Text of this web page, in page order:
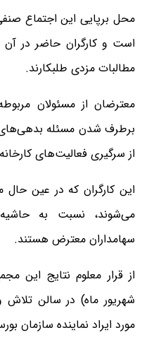
محل برپایی این اجتماع
مطالبات مزدی طلبکارند.
معترضان از مسئولان
برطرف شدن مسئله‌
از سرگیری فعالیت‌های
این کارگران که در عین
می‌شوند، نسبت به
سهامداران معترض هستند.
شهریور ماه) در سالن تلاش
مورد ایراد نماینده سازمان